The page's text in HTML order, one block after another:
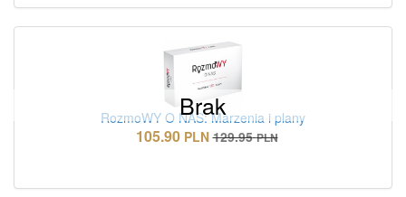
Brak
RozmoWY O NAS: Marzenia i plany
105.90 PLN 129.95 PLN